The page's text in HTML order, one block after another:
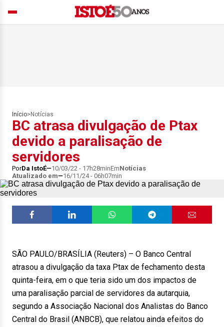
Início> Notícias
BC atrasa divulgação de Ptax
devido a paralisação de
servidores
PorDa IstoÉ 10/03/22 - 17h28minEmNotícias
Atualizado em
16/11/24 - 06h07min
SÃO PAULO/BRASÍLIA (Reuters) – O Banco Central
atrasou a divulgação da taxa Ptax de fechamento desta
quinta-feira, em o que teria sido um dos impactos de
uma paralisação parcial de servidores da autarquia,
segundo a Associação Nacional dos Analistas do Banco
Central do Brasil (ANBCB), que relatou ainda efeitos do